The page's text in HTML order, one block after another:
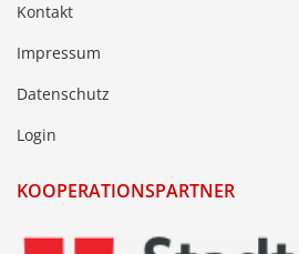
Kontakt
Impressum
Datenschutz
Login
KOOPERATIONSPARTNER